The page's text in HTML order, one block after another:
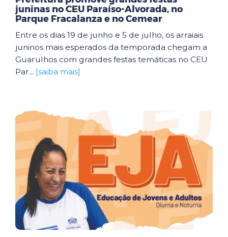
juninas no CEU Paraíso-Alvorada, no
Parque Fracalanza e no Cemear
Entre os dias 19 de junho e 5 de julho, os arraiais
juninos mais esperados da temporada chegam a
Guarulhos com grandes festas temáticas no CEU
Par... [saiba mais]